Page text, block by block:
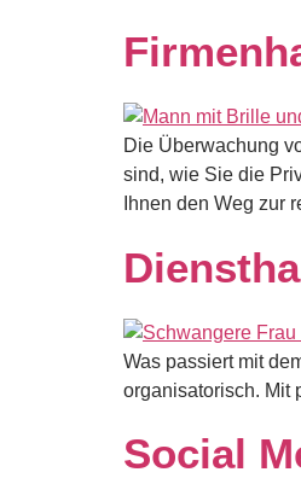
Die Überwachung
sind, wie Sie die
Ihnen den Weg zur
Was passiert mit
organisatorisch. Mit
Social